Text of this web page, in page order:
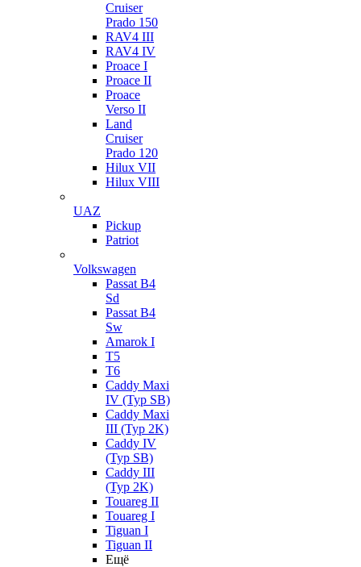
Cruiser
Prado 150
RAV4 III
RAV4 IV
Proace I
Proace II
Proace
Verso II
Land
Cruiser
Prado 120
Hilux VII
Hilux VIII
UAZ
Pickup
Patriot
Volkswagen
Passat B4
Sd
Passat B4
Sw
Amarok I
T5
T6
Caddy Maxi
IV (Typ SB)
Caddy Maxi
III (Typ 2K)
Caddy IV
(Typ SB)
Caddy III
(Typ 2K)
Touareg II
Touareg I
Tiguan I
Tiguan II
Ещё